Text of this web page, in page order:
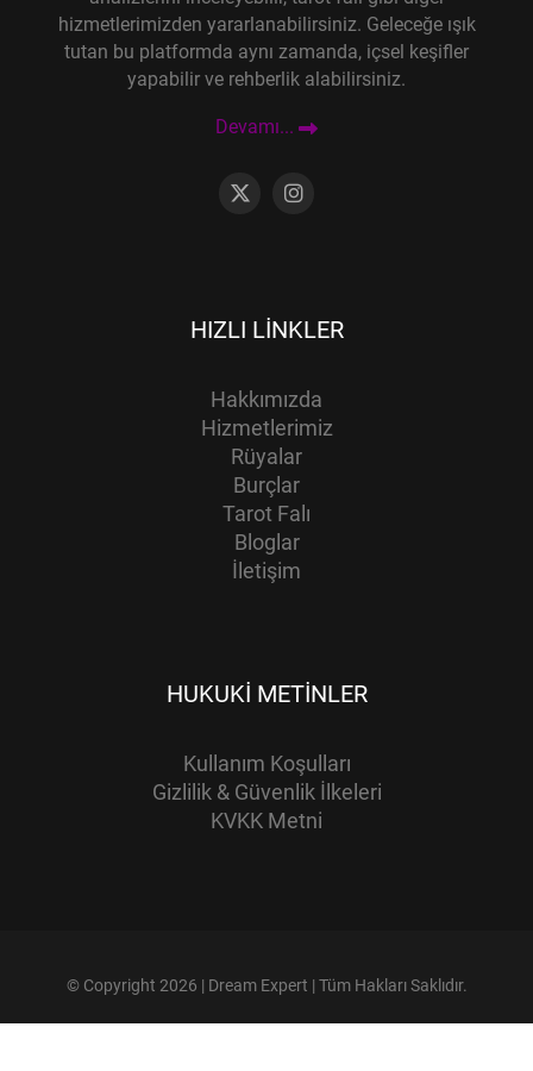
hizmetlerimizden yararlanabilirsiniz. Geleceğe ışık
tutan bu platformda aynı zamanda, içsel keşifler
yapabilir ve rehberlik alabilirsiniz.
Devamı...
HIZLI LINKLER
Hakkımızda
Hizmetlerimiz
Rüyalar
Burçlar
Tarot Falı
Bloglar
İletişim
HUKUKI METINLER
Kullanım Koşulları
Gizlilik & Güvenlik İlkeleri
KVKK Metni
© Copyright 2026 | Dream Expert | Tüm Hakları Saklıdır.